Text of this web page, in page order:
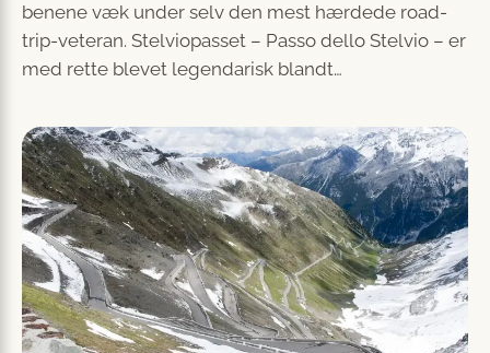
benene væk under selv den mest hærdede road-
trip-veteran. Stelviopasset – Passo dello Stelvio – er
med rette blevet legendarisk blandt…